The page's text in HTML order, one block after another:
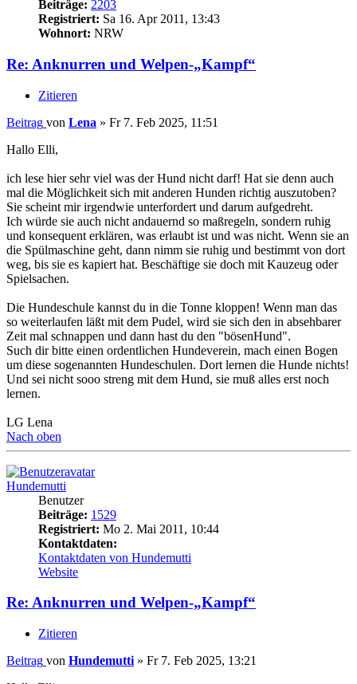
Beiträge: 2203
Registriert: Sa 16. Apr 2011, 13:43
Wohnort: NRW
Re: Anknurren und Welpen-„Kampf“
Zitieren
Beitrag von Lena » Fr 7. Feb 2025, 11:51
Hallo Elli,
ich lese hier sehr viel was der Hund nicht darf! Hat sie denn auch
mal die Möglichkeit sich mit anderen Hunden richtig auszutoben?
Sie scheint mir irgendwie unterfordert und darum aufgedreht.
Ich würde sie auch nicht andauernd so maßregeln, sondern ruhig
und konsequent erklären, was erlaubt ist und was nicht. Wenn sie an
die Spülmaschine geht, dann nimm sie ruhig und bestimmt von dort
weg, bis sie es kapiert hat. Beschäftige sie doch mit Kauzeug oder
Spielsachen.
Die Hundeschule kannst du in die Tonne kloppen! Wenn man das
so weiterlaufen läßt mit dem Pudel, wird sie sich den in absehbarer
Zeit mal schnappen und dann hast du den "bösenHund".
Such dir bitte einen ordentlichen Hundeverein, mach einen Bogen
um diese sogenannten Hundeschulen. Dort lernen die Hunde nichts!
Und sei nicht sooo streng mit dem Hund, sie muß alles erst noch
lernen.
LG Lena
Nach oben
Hundemutti
Benutzer
Beiträge: 1529
Registriert: Mo 2. Mai 2011, 10:44
Kontaktdaten:
Kontaktdaten von Hundemutti
Website
Re: Anknurren und Welpen-„Kampf“
Zitieren
Beitrag von Hundemutti » Fr 7. Feb 2025, 13:21